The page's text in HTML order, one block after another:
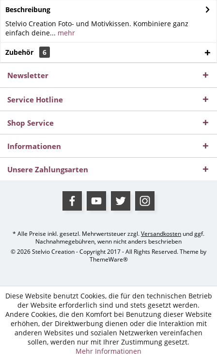
Beschreibung
Stelvio Creation Foto- und Motivkissen. Kombiniere ganz
einfach deine... mehr
Zubehör 6
Newsletter
Service Hotline
Shop Service
Informationen
Unsere Zahlungsarten
* Alle Preise inkl. gesetzl. Mehrwertsteuer zzgl.Versandkosten und ggf.
Nachnahmegebühren, wenn nicht anders beschrieben
© 2026 Stelvio Creation - Copyright 2017 - All Rights Reserved. Theme by
ThemeWare®
Diese Website benutzt Cookies, die für den technischen Betrieb
der Website erforderlich sind und stets gesetzt werden.
Andere Cookies, die den Komfort bei Benutzung dieser Website
erhöhen, der Direktwerbung dienen oder die Interaktion mit
anderen Websites und sozialen Netzwerken vereinfachen
sollen, werden nur mit Ihrer Zustimmung gesetzt.
Mehr Informationen